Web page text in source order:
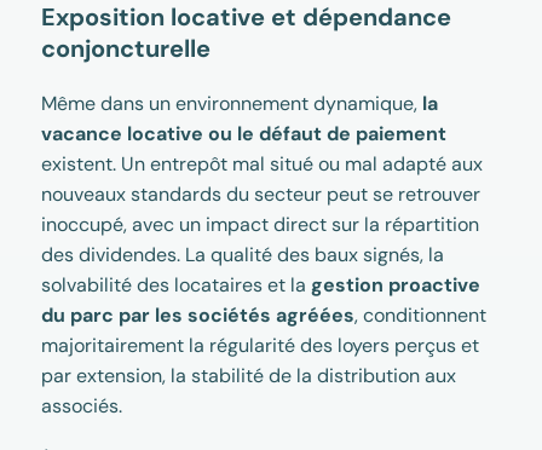
Exposition locative et dépendance
conjoncturelle
Même dans un environnement dynamique, la
vacance locative ou le défaut de paiement
existent. Un entrepôt mal situé ou mal adapté aux
nouveaux standards du secteur peut se retrouver
inoccupé, avec un impact direct sur la répartition
des dividendes. La qualité des baux signés, la
solvabilité des locataires et la gestion proactive
du parc par les sociétés agréées, conditionnent
majoritairement la régularité des loyers perçus et
par extension, la stabilité de la distribution aux
associés.